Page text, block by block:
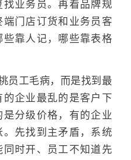
业务员。再看品牌规
门店订货和业务员客
靠人记，哪些靠表格
员工毛病，而是找到最
企业最乱的是客户下
分级价格，有的企业
先找到主矛盾，系统
时开、员工不知道先